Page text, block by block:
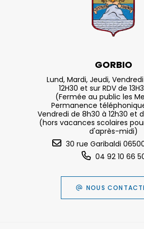
GORBIO
Lund, Mardi, Jeudi,
12H30 et sur RDV de
(Fermée au public les
Permanence
Vendredi de 8h30 à 12h30 et
(hors vacances scolaires
d'après-midi)
30 rue Garibaldi
04 92 10 66
NOUS